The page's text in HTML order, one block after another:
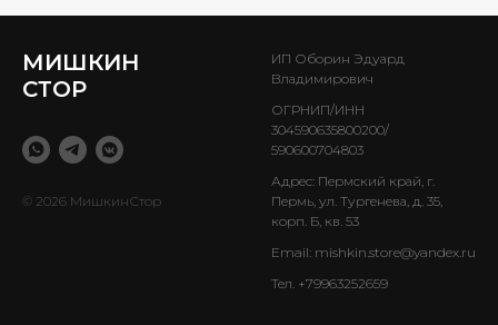
МИШКИН
СТОР
© 2026 МишкинСтор
ИП Оборин Эдуард
Владимирович
ОГРНИП/ИНН
304590635800200/
590600704803
Адрес: Пермский край, г.
Пермь, ул. Тургенева, д. 35,
корп. Б, кв. 53
Email: mishkin.store@yandex.ru
Тел. +79963252659